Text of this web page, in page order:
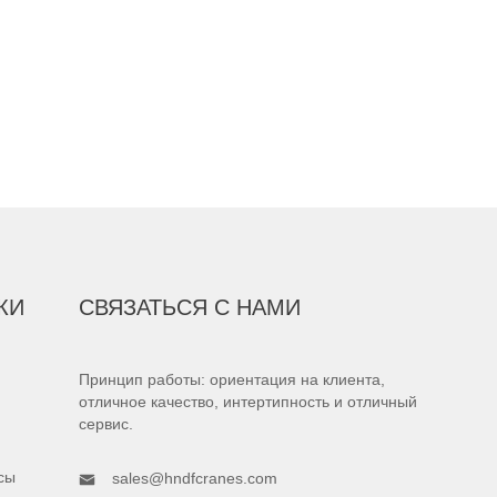
СВЯЗАТЬСЯ С НАМИ
Принцип работы: ориентация на клиента,
отличное качество, интертипность и отличный
сервис.
sales@hndfcranes.com